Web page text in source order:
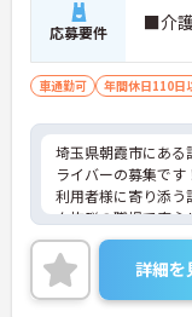
応募要件 ■介
車通勤可 年間休日110日
埼玉県朝霞市にある
ライバーの募集です
利用者様に寄り添
ク抜群の職場で安
ライベートとの両
ご興味のある方には
に詳細をお話しいた
さい！
詳細を